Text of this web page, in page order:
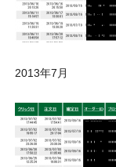
2013年7月